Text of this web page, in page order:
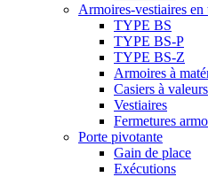
Armoires-vestiaires en
TYPE BS
TYPE BS-P
TYPE BS-Z
Armoires à
Casiers à valeurs
Vestiaires
Fermetures
Porte pivotante
Gain de place
Exécutions